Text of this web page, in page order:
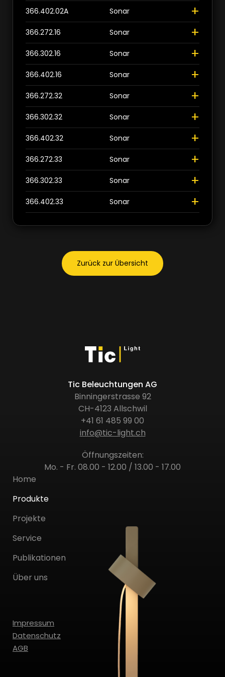
Schliessen
Schliessen
366.402.02A Sonar +
366.272.16 Sonar +
366.302.16 Sonar +
366.402.16 Sonar +
366.272.32 Sonar +
366.302.32 Sonar +
366.402.32 Sonar +
366.272.33 Sonar +
366.302.33 Sonar +
366.402.33 Sonar +
Zurück zur Übersicht
> >
Tic Beleuchtungen AG
Binningerstrasse 92
CH-4123 Allschwil
+41 61 485 99 00
info@tic-light.ch
Öffnungszeiten:
Mo. - Fr. 08.00 - 12.00 / 13.00 - 17.00
Home
Produkte
Projekte
Service
Publikationen
Über uns
Impressum
Datenschutz
AGB